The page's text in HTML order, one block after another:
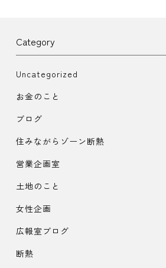
Category
Uncategorized
お金のこと
ブログ
住みながらゾーン断熱
営業企画室
土地のこと
女性企画
広報室ブログ
断熱